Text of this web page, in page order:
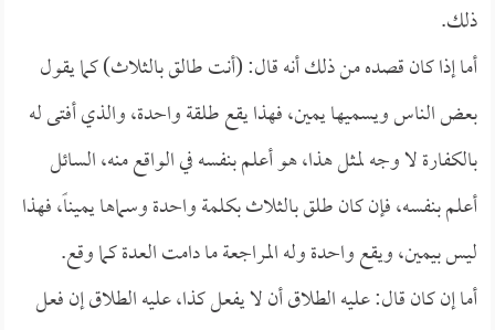
ذلك.
أما إذا كان قصده من ذلك أنه قال: (أنت طالق بالثلاث) كما يقول
بعض الناس ويسميها يمين، فهذا يقع طلقة واحدة، والذي أفتى له
بالكفارة لا وجه لمثل هذا، هو أعلم بنفسه في الواقع منه، السائل
أعلم بنفسه، فإن كان طلق بالثلاث بكلمة واحدة وسماها يميناً، فهذا
ليس بيمين، ويقع واحدة وله المراجعة ما دامت العدة كما وقع.
أما إن كان قال: عليه الطلاق أن لا يفعل كذا، عليه الطلاق إن فعل